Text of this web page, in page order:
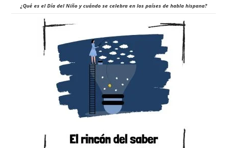
¿Qué es el Día del Niño y cuándo se celebra en los países de habla hispana?